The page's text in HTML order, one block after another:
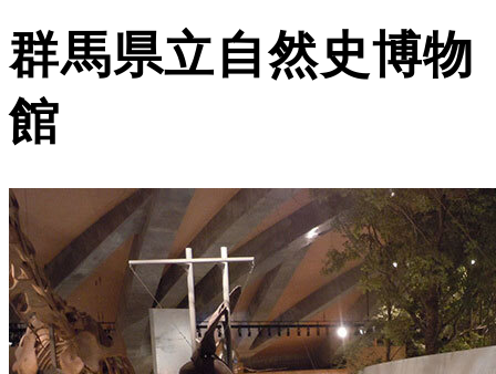
群馬県立自然史博物
館